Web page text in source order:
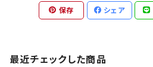
保存 シェア
最近チェックした商品